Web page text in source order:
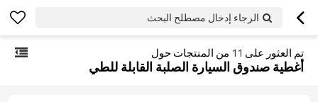
الرجاء إدخال مصطلح البحث
تم العثور على 11 من المنتجات حول
أغطية صندوق السيارة الصلبة القابلة للطي